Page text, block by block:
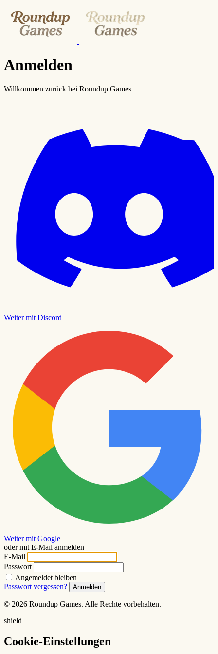
Anmelden
Willkommen zurück bei Roundup Games
Weiter mit Discord
Weiter mit Google
oder mit E-Mail anmelden
E-Mail
Passwort
Angemeldet bleiben
Passwort vergessen?
Anmelden
© 2026 Roundup Games. Alle Rechte vorbehalten.
shield
Cookie-Einstellungen